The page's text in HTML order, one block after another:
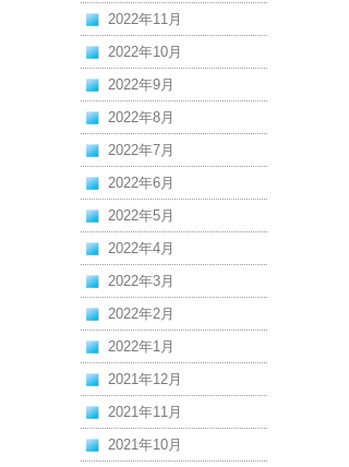
2022年11月
2022年10月
2022年9月
2022年8月
2022年7月
2022年6月
2022年5月
2022年4月
2022年3月
2022年2月
2022年1月
2021年12月
2021年11月
2021年10月